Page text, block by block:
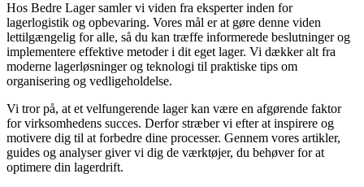
Hos Bedre Lager samler vi viden fra eksperter inden for
lagerlogistik og opbevaring. Vores mål er at gøre denne viden
lettilgængelig for alle, så du kan træffe informerede beslutninger og
implementere effektive metoder i dit eget lager. Vi dækker alt fra
moderne lagerløsninger og teknologi til praktiske tips om
organisering og vedligeholdelse.
Vi tror på, at et velfungerende lager kan være en afgørende faktor
for virksomhedens succes. Derfor stræber vi efter at inspirere og
motivere dig til at forbedre dine processer. Gennem vores artikler,
guides og analyser giver vi dig de værktøjer, du behøver for at
optimere din lagerdrift.